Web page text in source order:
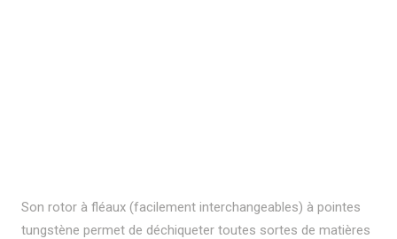
Son rotor à fléaux (facilement interchangeables) à pointes
tungstène permet de déchiqueter toutes sortes de matières